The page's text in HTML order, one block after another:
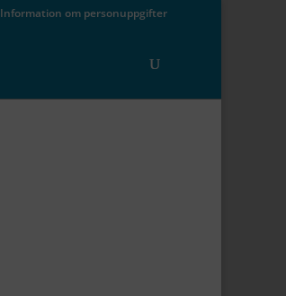
Information om personuppgifter